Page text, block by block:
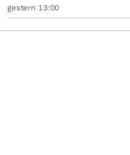
gestern 13:00